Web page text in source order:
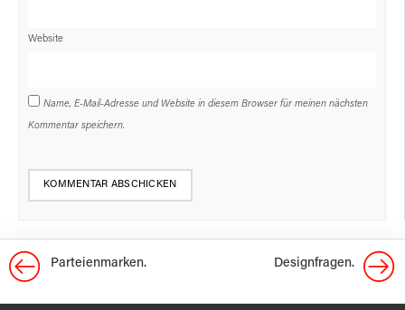
Website
Name, E-Mail-Adresse und Website in diesem Browser für meinen nächsten
Kommentar speichern.
Parteien­marken. Designfragen.